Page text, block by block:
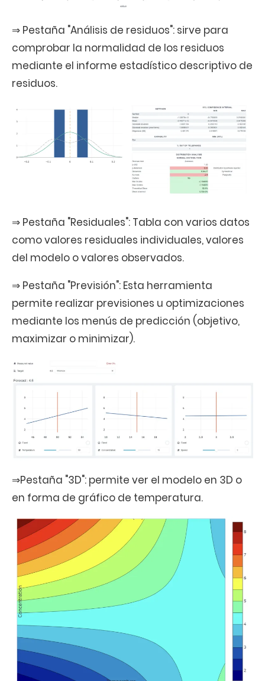
⇒ Pestaña "Análisis de residuos": sirve para
comprobar la normalidad de los residuos
mediante el informe estadístico descriptivo de
residuos.
⇒ Pestaña "Residuales": Tabla con varios datos
como valores residuales individuales, valores
del modelo o valores observados.
⇒ Pestaña "Previsión": Esta herramienta
permite realizar previsiones u optimizaciones
mediante los menús de predicción (objetivo,
maximizar o minimizar).
⇒Pestaña "3D": permite ver el modelo en 3D o
en forma de gráfico de temperatura.